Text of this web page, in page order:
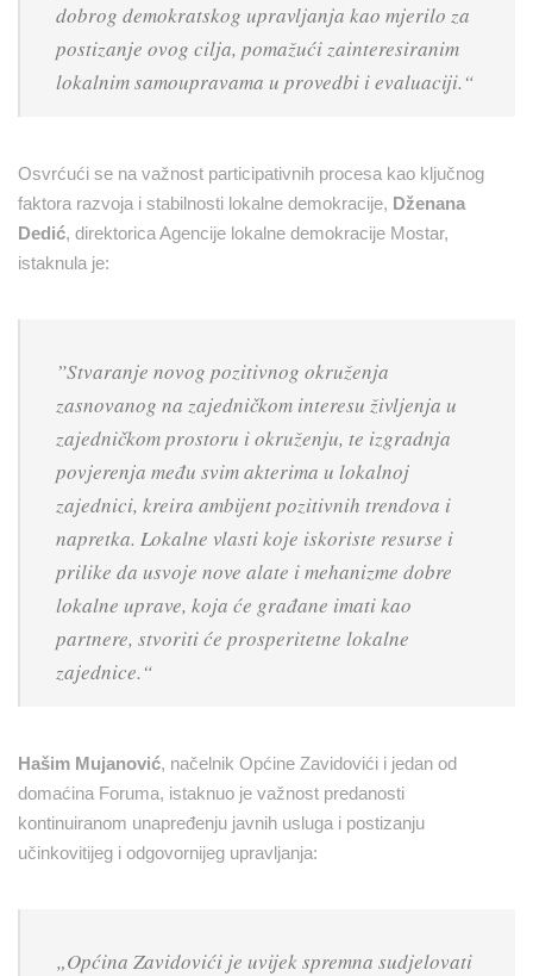
dobrog demokratskog upravljanja kao mjerilo za
postizanje ovog cilja, pomažući zainteresiranim
lokalnim samoupravama u provedbi i evaluaciji. “
Osvrćući se na važnost participativnih procesa kao ključnog
faktora razvoja i stabilnosti lokalne demokracije, Dženana
Dedić, direktorica Agencije lokalne demokracije Mostar,
istaknula je:
”Stvaranje novog pozitivnog okruženja
zasnovanog na zajedničkom interesu življenja u
zajedničkom prostoru i okruženju, te izgradnja
povjerenja među svim akterima u lokalnoj
zajednici, kreira ambijent pozitivnih trendova i
napretka. Lokalne vlasti koje iskoriste resurse i
prilike da usvoje nove alate i mehanizme dobre
lokalne uprave, koja će građane imati kao
partnere, stvoriti će prosperitetne lokalne
zajednice.“
Hašim Mujanović, načelnik Općine Zavidovići i jedan od
domaćina Foruma, istaknuo je važnost predanosti
kontinuiranom unapređenju javnih usluga i postizanju
učinkovitijeg i odgovornijeg upravljanja:
„Općina Zavidovići je uvijek spremna sudjelovati